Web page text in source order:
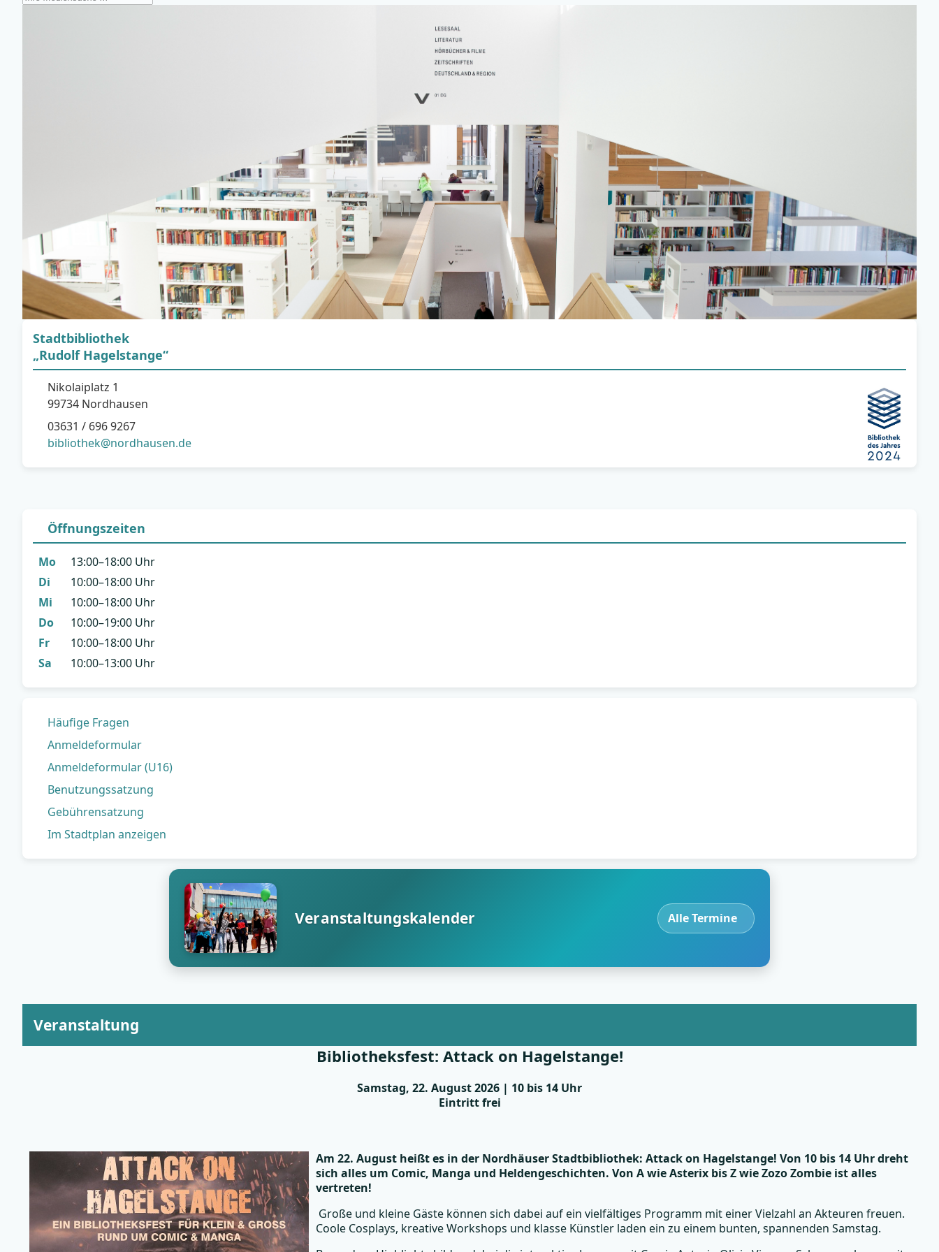
Stadtbibliothek
„Rudolf Hagelstange“
Nikolaiplatz 1
99734 Nordhausen
03631 / 696 9267
bibliothek@nordhausen.de
Öffnungszeiten
Mo
13:00–18:00 Uhr
Di
10:00–18:00 Uhr
Mi
10:00–18:00 Uhr
Do
10:00–19:00 Uhr
Fr
10:00–18:00 Uhr
Sa
10:00–13:00 Uhr
Häufige Fragen
Anmeldeformular
Anmeldeformular (U16)
Benutzungssatzung
Gebührensatzung
Im Stadtplan anzeigen
Veranstaltungskalender Alle Termine
Veranstaltung
Bibliotheksfest: Attack on Hagelstange!
Samstag, 22. August 2026 | 10 bis 14 Uhr
Eintritt frei
Am 22. August heißt es in der Nordhäuser Stadtbibliothek: Attack on Hagelstange! Von 10 bis 14 Uhr dreht
sich alles um Comic, Manga und Heldengeschichten. Von A wie Asterix bis Z wie Zozo Zombie ist alles
vertreten!
Große und kleine Gäste können sich dabei auf ein vielfältiges Programm mit einer Vielzahl an Akteuren freuen.
Coole Cosplays, kreative Workshops und klasse Künstler laden ein zu einem bunten, spannenden Samstag.